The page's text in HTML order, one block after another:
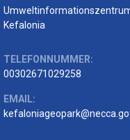
Kefalonia
TELEFONNUMMER:
00302671029258
EMAIL: